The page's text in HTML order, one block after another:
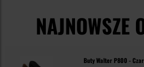
NAJNOWSZE
Buty Walter P800 -